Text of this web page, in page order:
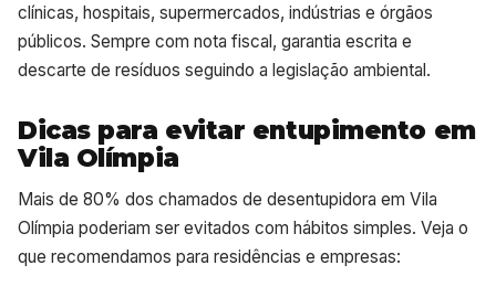
clínicas, hospitais, supermercados, indústrias e órgãos
públicos. Sempre com nota fiscal, garantia escrita e
descarte de resíduos seguindo a legislação ambiental.
Dicas para evitar entupimento em
Vila Olímpia
Mais de 80% dos chamados de desentupidora em Vila
Olímpia poderiam ser evitados com hábitos simples. Veja o
que recomendamos para residências e empresas: